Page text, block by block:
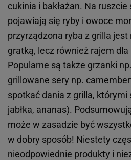
cukinia i bakłażan. Na
pojawiają się ryby i owoce
przyrządzona ryba z grilla
gratką, lecz również rajem dla
Popularne są także grzanki
grillowane sery np.
spotkać dania z grilla, którymi
jabłka, ananas).
może w zasadzie być
w dobry sposób! Niestety
nieodpowiednie produkty i